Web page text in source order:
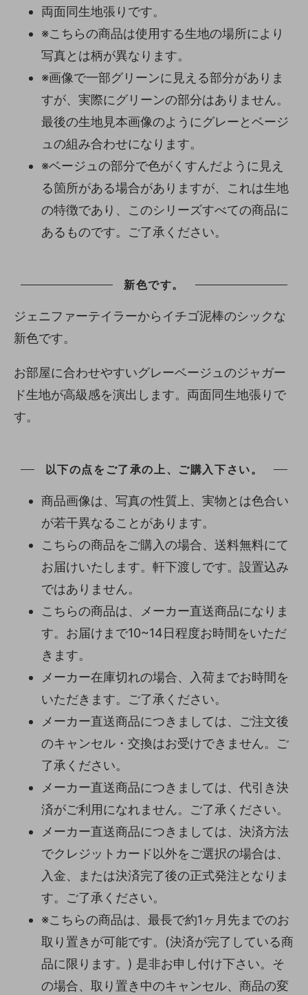
両面同生地張りです。
※こちらの商品は使用する生地の場所により
写真とは柄が異なります。
※画像で一部グリーンに見える部分がありま
すが、実際にグリーンの部分はありません。
最後の生地見本画像のようにグレーとベージ
ュの組み合わせになります。
※ベージュの部分で色がくすんだように見え
る箇所がある場合がありますが、これは生地
の特徴であり、このシリーズすべての商品に
あるものです。ご了承ください。
新色です。
ジェニファーテイラーからイチゴ泥棒のシックな
新色です。
お部屋に合わせやすいグレーベージュのジャガー
ド生地が高級感を演出します。両面同生地張りで
す。
以下の点をご了承の上、ご購入下さい。
商品画像は、写真の性質上、実物とは色合い
が若干異なることがあります。
こちらの商品をご購入の場合、送料無料にて
お届けいたします。軒下渡しです。設置込み
ではありません。
こちらの商品は、メーカー直送商品になりま
す。お届けまで10~14日程度お時間をいただ
きます。
メーカー在庫切れの場合、入荷までお時間を
いただきます。ご了承ください。
メーカー直送商品につきましては、ご注文後
のキャンセル・交換はお受けできません。ご
了承ください。
メーカー直送商品につきましては、代引き決
済がご利用になれません。ご了承ください。
メーカー直送商品につきましては、決済方法
でクレジットカード以外をご選択の場合は、
入金、または決済完了後の正式発注となりま
す。ご了承ください。
※こちらの商品は、最長で約1ヶ月先までのお
取り置きが可能です。(決済が完了している商
品に限ります。) 是非お申し付け下さい。そ
の場合、取り置き中のキャンセル、商品の変